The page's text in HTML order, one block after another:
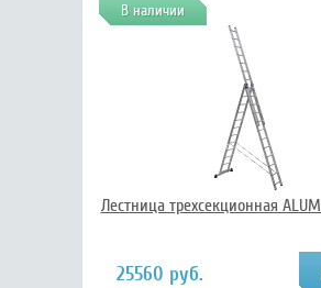
В наличии
Лестница трехсекционная
25560 руб.